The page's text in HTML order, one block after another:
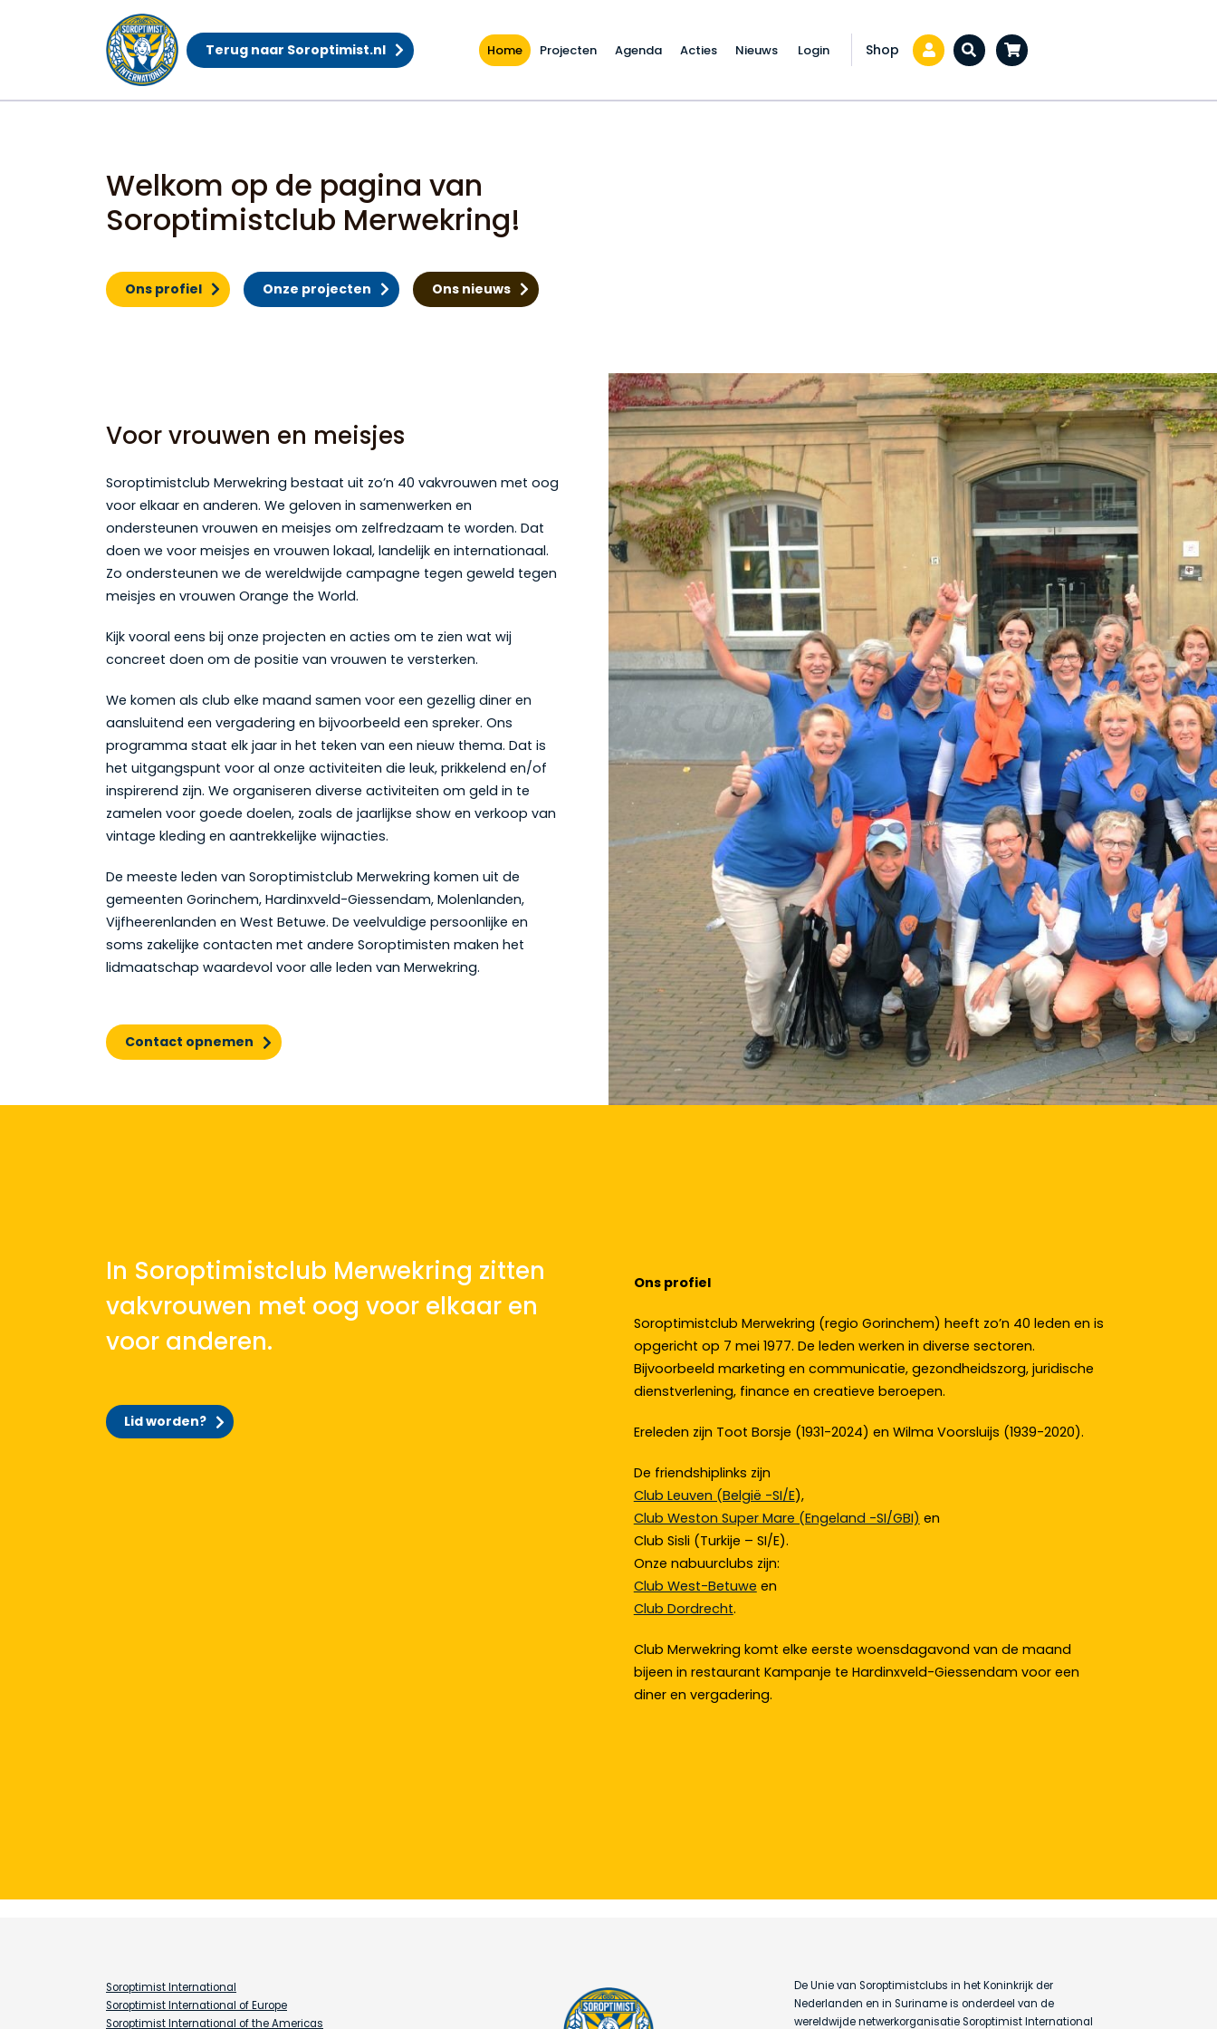
Terug naar Soroptimist.nl Home Projecten Agenda Acties Nieuws Login Shop Zoeken...
Welkom op de pagina van
Soroptimistclub Merwekring!
Ons profiel Onze projecten Ons nieuws
Voor vrouwen en meisjes
Soroptimistclub Merwekring bestaat uit zo’n 40 vakvrouwen met oog
voor elkaar en anderen. We geloven in samenwerken en
ondersteunen vrouwen en meisjes om zelfredzaam te worden. Dat
doen we voor meisjes en vrouwen lokaal, landelijk en internationaal.
Zo ondersteunen we de wereldwijde campagne tegen geweld tegen
meisjes en vrouwen Orange the World.
Kijk vooral eens bij onze projecten en acties om te zien wat wij
concreet doen om de positie van vrouwen te versterken.
We komen als club elke maand samen voor een gezellig diner en
aansluitend een vergadering en bijvoorbeeld een spreker. Ons
programma staat elk jaar in het teken van een nieuw thema. Dat is
het uitgangspunt voor al onze activiteiten die leuk, prikkelend en/of
inspirerend zijn. We organiseren diverse activiteiten om geld in te
zamelen voor goede doelen, zoals de jaarlijkse show en verkoop van
vintage kleding en aantrekkelijke wijnacties.
De meeste leden van Soroptimistclub Merwekring komen uit de
gemeenten Gorinchem, Hardinxveld-Giessendam, Molenlanden,
Vijfheerenlanden en West Betuwe. De veelvuldige persoonlijke en
soms zakelijke contacten met andere Soroptimisten maken het
lidmaatschap waardevol voor alle leden van Merwekring.
Contact opnemen
In Soroptimistclub Merwekring zitten
vakvrouwen met oog voor elkaar en
voor anderen.
Lid worden?
Ons profiel
Soroptimistclub Merwekring (regio Gorinchem) heeft zo’n 40 leden en is
opgericht op 7 mei 1977. De leden werken in diverse sectoren.
Bijvoorbeeld marketing en communicatie, gezondheidszorg, juridische
dienstverlening, finance en creatieve beroepen.
Ereleden zijn Toot Borsje (1931-2024) en Wilma Voorsluijs (1939-2020).
De friendshiplinks zijn
Club Leuven (België -SI/E),
Club Weston Super Mare (Engeland -SI/GBI) en
Club Sisli (Turkije – SI/E).
Onze nabuurclubs zijn:
Club West-Betuwe en
Club Dordrecht.
Club Merwekring komt elke eerste woensdagavond van de maand
bijeen in restaurant Kampanje te Hardinxveld-Giessendam voor een
diner en vergadering.
Soroptimist International
Soroptimist International of Europe
Soroptimist International of the Americas
De Unie van Soroptimistclubs in het Koninkrijk der
Nederlanden en in Suriname is onderdeel van de
wereldwijde netwerkorganisatie Soroptimist International